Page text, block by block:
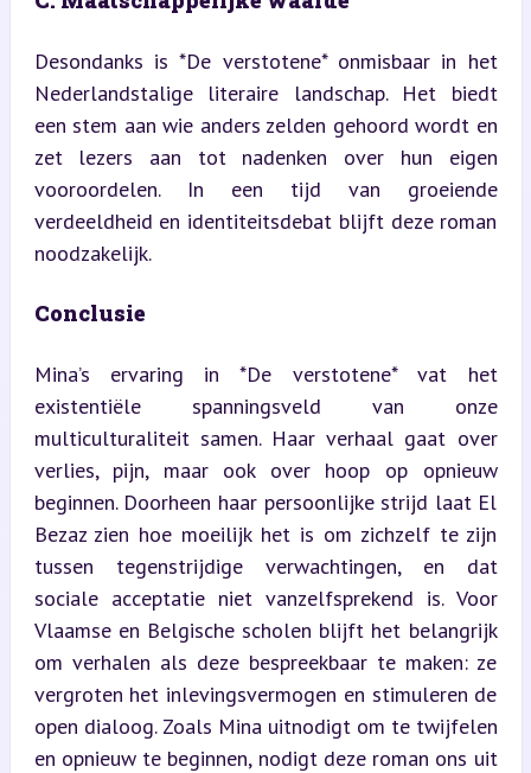
Desondanks is *De verstotene* onmisbaar in het
Nederlandstalige literaire landschap. Het biedt
een stem aan wie anders zelden gehoord wordt en
zet lezers aan tot nadenken over hun eigen
vooroordelen. In een tijd van groeiende
verdeeldheid en identiteitsdebat blijft deze roman
noodzakelijk.
Conclusie
Mina’s ervaring in *De verstotene* vat het
existentiële spanningsveld van onze
multiculturaliteit samen. Haar verhaal gaat over
verlies, pijn, maar ook over hoop op opnieuw
beginnen. Doorheen haar persoonlijke strijd laat El
Bezaz zien hoe moeilijk het is om zichzelf te zijn
tussen tegenstrijdige verwachtingen, en dat
sociale acceptatie niet vanzelfsprekend is. Voor
Vlaamse en Belgische scholen blijft het belangrijk
om verhalen als deze bespreekbaar te maken: ze
vergroten het inlevingsvermogen en stimuleren de
open dialoog. Zoals Mina uitnodigt om te twijfelen
en opnieuw te beginnen, nodigt deze roman ons uit